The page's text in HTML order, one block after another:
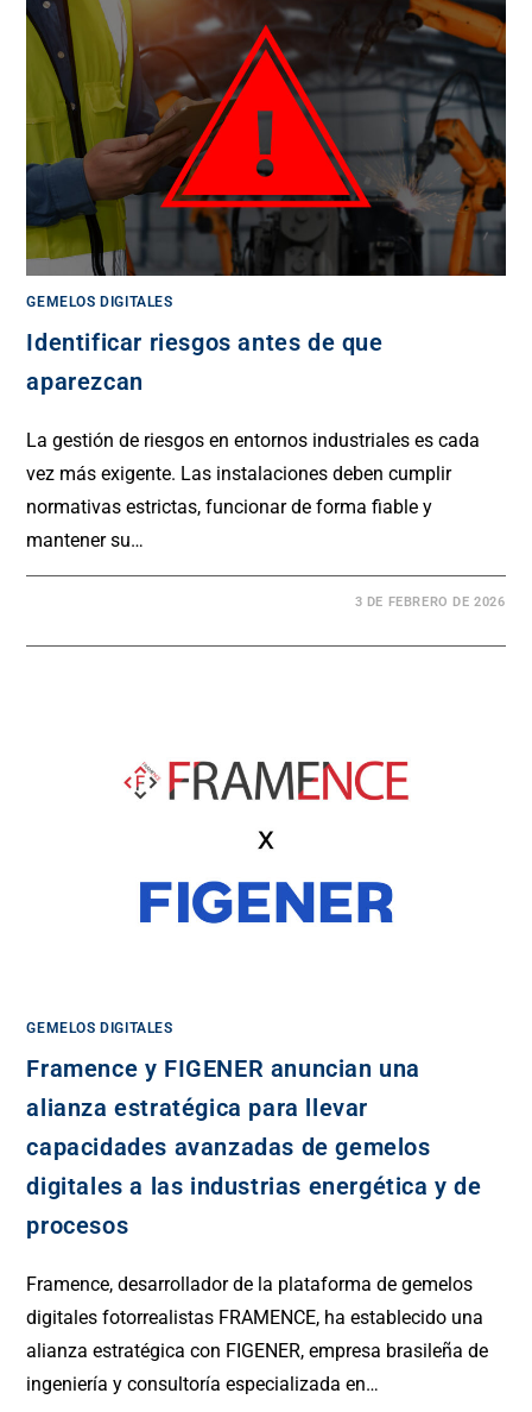
GEMELOS DIGITALES
Identificar riesgos antes de que
aparezcan
La gestión de riesgos en entornos industriales es cada
vez más exigente. Las instalaciones deben cumplir
normativas estrictas, funcionar de forma fiable y
mantener su…
3 DE FEBRERO DE 2026
GEMELOS DIGITALES
Framence y FIGENER anuncian una
alianza estratégica para llevar
capacidades avanzadas de gemelos
digitales a las industrias energética y de
procesos
Framence, desarrollador de la plataforma de gemelos
digitales fotorrealistas FRAMENCE, ha establecido una
alianza estratégica con FIGENER, empresa brasileña de
ingeniería y consultoría especializada en…